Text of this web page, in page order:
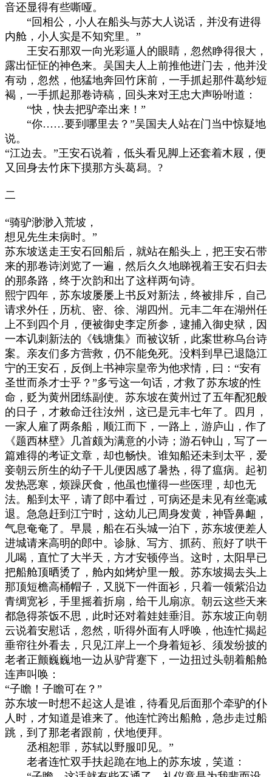
音还显得有些嘶哑。
“回相公，小人在船头与苏大人说话，并没有进得
内舱，小人实是不知究里。”
王安石那双一向光彩逼人的眼睛，忽然睁得很大，
露出怔怔的神色来。吴国夫人上前推他进门去，他并没
有动，忽然，他猛地奔回竹床前，一手抓起那件葛纱短
褐，一手抓起那卷诗稿，回头来对王忠大声吩咐道：
“快，快去把驴牵出来！”
“你……要到哪里去？”吴国夫人站在门当中惊疑地
说。
“江边去。”王安石说着，低头看见脚上还套着木屐，便
又回身去竹床下摸那方头葛舄。?
二
“骑驴渺渺入荒坡，
想见先生未病时。”
苏东坡送走王安石回船后，就站在船头上，把王安石带
来的那卷诗浏览了一遍，然后久久地睇视着王安石归去
的那条路，终于次韵和出了这样两句诗。
熙宁四年，苏东坡屡屡上书反对新法，终被排斥，自己
请求外任，历杭、密、徐、湖四州。元丰二年在湖州任
上不到四个月，便被御史李定所参，逮捕入御史狱，因
一本讥刺新法的《钱塘集》而被议斩，此案世称乌台诗
案。亲友们多方营救，仍不能免死。没料到早已退隐江
宁的王安石，反倒上书神宗皇帝为他求情，曰：“安有
圣世而杀才士乎？”多亏这一句话，才救了苏东坡的性
命，贬为黄州团练副使。苏东坡在黄州过了五年配犯般
的日子，才敕命迁往汝州，这已是元丰七年了。四月，
一家人雇了两条船，顺江而下，一路上，游庐山，作了
《题西林壁》几首颇为满意的小诗；游石钟山，写了一
篇难得的考证文章，却也畅快。谁知船还未到太平，爱
妾朝云所生的幼子干儿便因感了暑热，得了瘟病。起初
发热恶寒，烦躁厌食，他虽也懂得一些医理，却也无
法。船到太平，请了郎中看过，可病还是未见有丝毫减
退。急急赶到江宁时，这幼儿已周身发黄，神昏鼻衄，
气息奄奄了。早晨，船在石头城一泊下，苏东坡便差人
进城请来高明的郎中。诊脉、写方、抓药、煎好了哄干
儿喝，直忙了大半天，方才安顿停当。这时，太阳早已
把船舱顶晒烫了，舱内如烤炉里一般。苏东坡揭去头上
那顶短檐高桶帽子，又脱下一件面衫，只着一领紫沿边
青绸宽衫，手里摇着折扇，给干儿扇凉。朝云这些天来
都急得茶饭不思，此时还对着娃娃垂泪。苏东坡正向朝
云说着安慰话，忽然，听得外面有人呼唤，他连忙揭起
垂帘往外看去，只见江岸上一个身着短衫、须发纷披的
老者正颤巍巍地一边从驴背蹇下，一边扭过头朝着船舱
连声叫唤：
“子瞻！子瞻可在？”
苏东坡一时想不起这人是谁，待看见后面那个牵驴的仆
人时，才知道是谁来了。他连忙跨出船舱，急步走过船
跳，到了那老者跟前，伏地便拜。
丞相恕罪，苏轼以野服叩见。”
老者连忙双手扶起跪在地上的苏东坡，笑道：